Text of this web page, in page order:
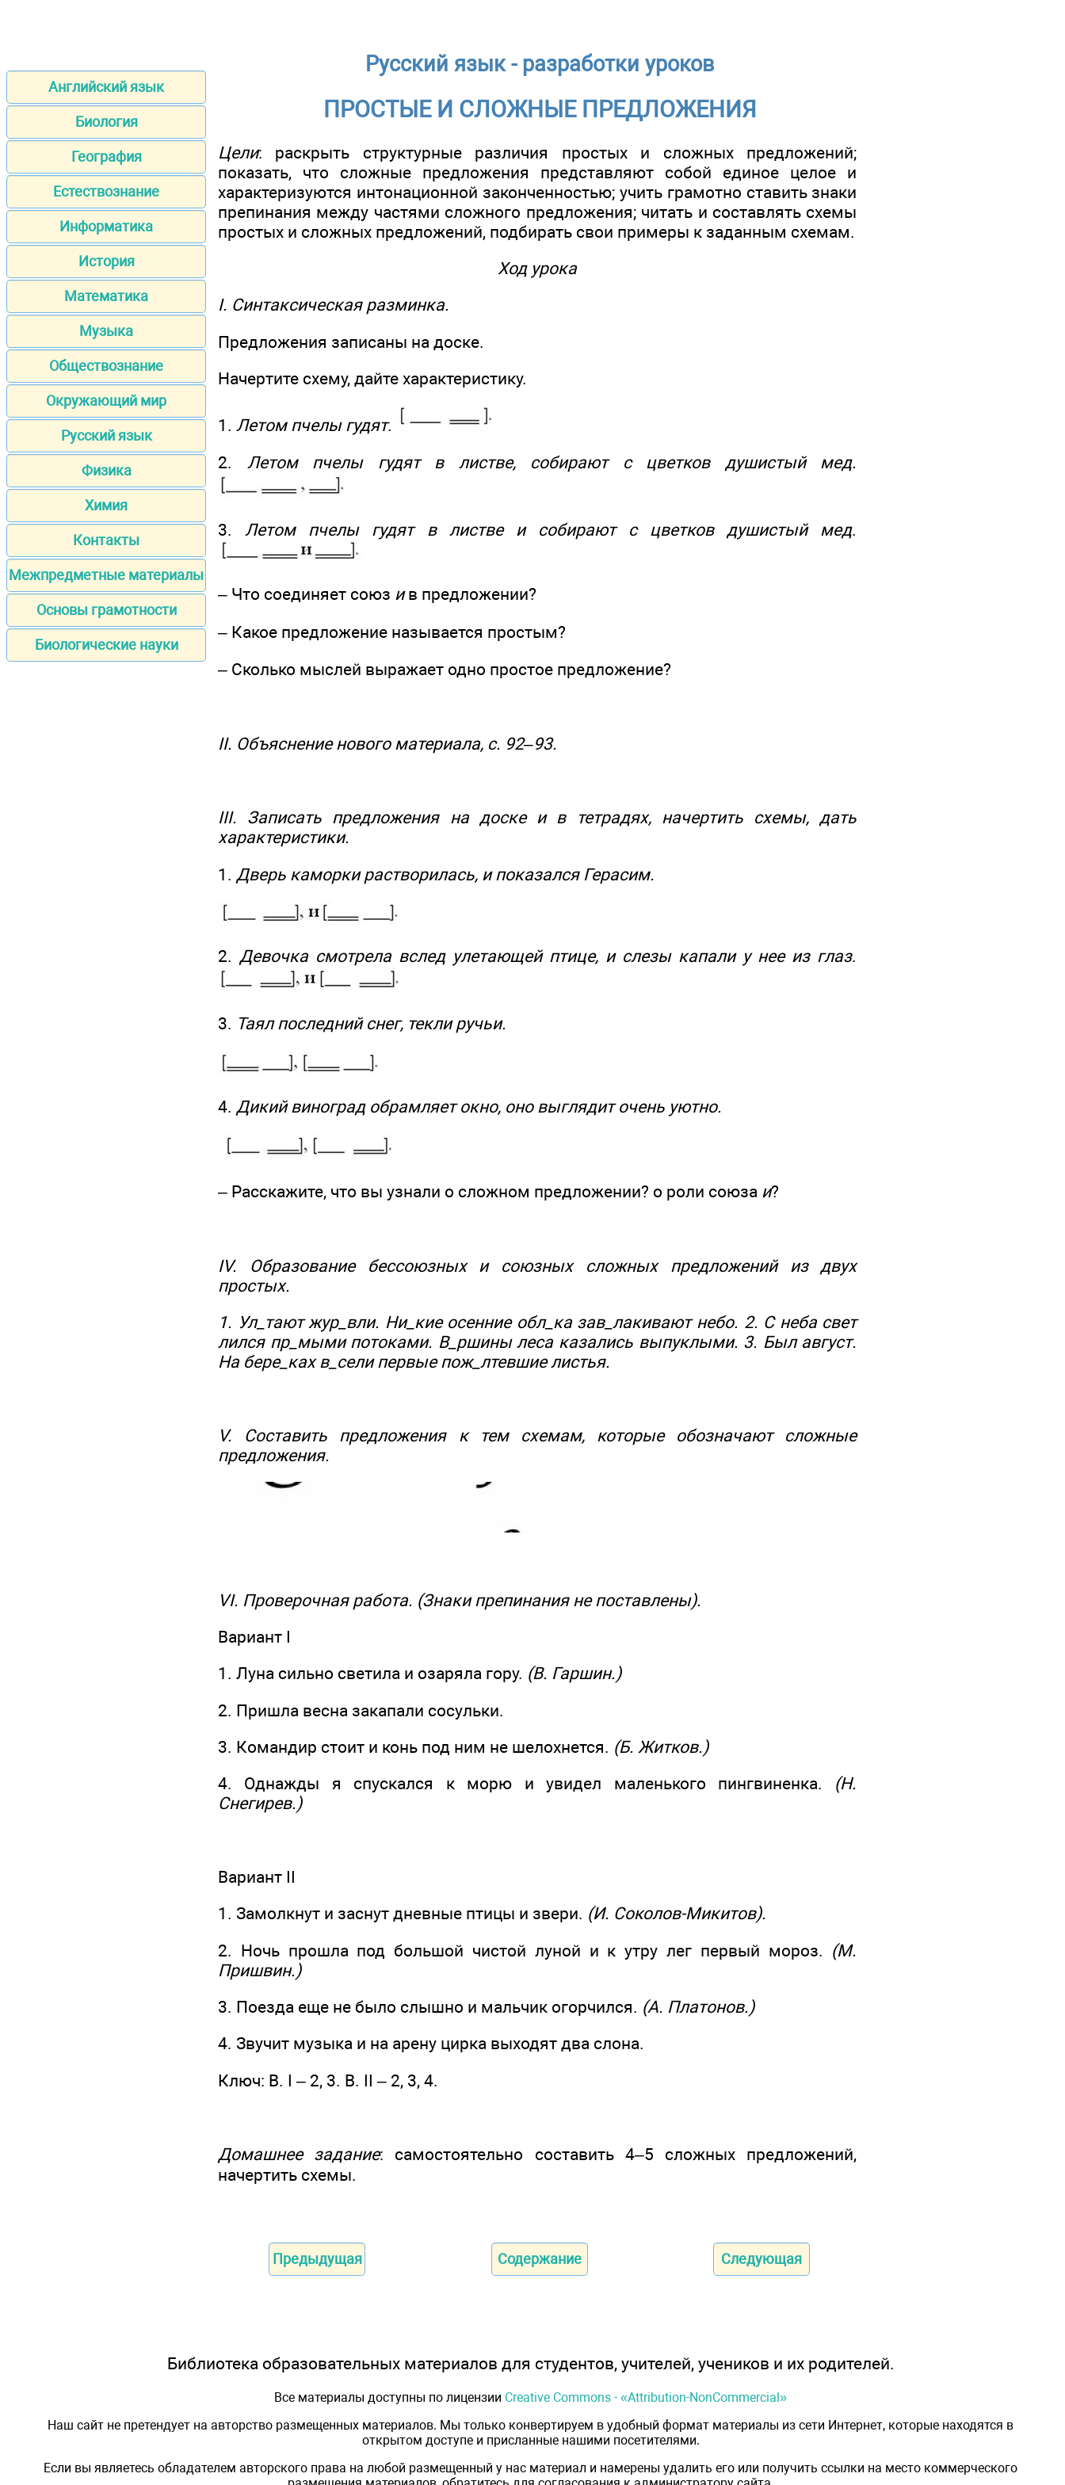
Английский язык
Биология
География
Естествознание
Информатика
История
Математика
Музыка
Обществознание
Окружающий мир
Русский язык
Физика
Химия
Контакты
Межпредметные материалы
Основы грамотности
Биологические науки
Русский язык - разработки уроков
ПРОСТЫЕ И СЛОЖНЫЕ ПРЕДЛОЖЕНИЯ
Цели: раскрыть структурные различия простых и сложных предложений;
показать, что сложные предложения представляют собой единое целое и
характеризуются интонационной законченностью; учить грамотно ставить знаки
препинания между частями сложного предложения; читать и составлять схемы
простых и сложных предложений, подбирать свои примеры к заданным схемам.
Ход урока
I. Синтаксическая разминка.
Предложения записаны на доске.
Начертите схему, дайте характеристику.
1. Летом пчелы гудят.
2. Летом пчелы гудят в листве, собирают с цветков душистый мед.
3.Летом пчелы гудят в листве и собирают с цветков душистый мед.
– Что соединяет союз ив предложении?
– Какое предложение называется простым?
– Сколько мыслей выражает одно простое предложение?
II. Объяснение нового материала, с. 92–93.
III. Записать предложения на доске и в тетрадях, начертить схемы, дать
характеристики.
1. Дверь каморки растворилась, и показался Герасим.
2.Девочка смотрела вслед улетающей птице, и слезы капали у нее из глаз.
3. Таял последний снег, текли ручьи.
4. Дикий виноград обрамляет окно, оно выглядит очень уютно.
– Расскажите, что вы узнали о сложном предложении? о роли союза и?
IV. Образование бессоюзных и союзных сложных предложений из двух
простых.
1. Ул_тают жур_вли. Ни_кие осенние обл_ка зав_лакивают небо. 2. С неба свет
лился пр_мыми потоками. В_ршины леса казались выпуклыми. 3. Был август.
На бере_ках в_сели первые пож_лтевшие листья.
V. Составить предложения к тем схемам, которые обозначают сложные
предложения.
VI. Проверочная работа. (Знаки препинания не поставлены).
Вариант I
1. Луна сильно светила и озаряла гору. (В. Гаршин.)
2. Пришла весна закапали сосульки.
3. Командир стоит и конь под ним не шелохнется. (Б. Житков.)
4. Однажды я спускался к морю и увидел маленького пингвиненка. (Н.
Снегирев.)
Вариант II
1. Замолкнут и заснут дневные птицы и звери. (И. Соколов-Микитов).
2. Ночь прошла под большой чистой луной и к утру лег первый мороз. (М.
Пришвин.)
3. Поезда еще не было слышно и мальчик огорчился. (А. Платонов.)
4. Звучит музыка и на арену цирка выходят два слона.
Ключ: В. I – 2, 3. В. II – 2, 3, 4.
Домашнее задание: самостоятельно составить 4–5 сложных предложений,
начертить схемы.
Предыдущая Содержание Следующая
Библиотека образовательных материалов для студентов, учителей, учеников и их родителей.
Все материалы доступны по лицензии Creative Commons - «Attribution-NonCommercial»
Наш сайт не претендует на авторство размещенных материалов. Мы только конвертируем в удобный формат материалы из сети Интернет, которые находятся в
открытом доступе и присланные нашими посетителями.
Если вы являетесь обладателем авторского права на любой размещенный у нас материал и намерены удалить его или получить ссылки на место коммерческого